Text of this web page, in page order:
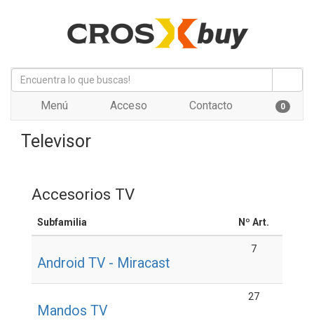
Menú Acceso Contacto 0
Televisor
Accesorios TV
Subfamilia Nº Art.
Android TV - Miracast
7
Mandos TV
27